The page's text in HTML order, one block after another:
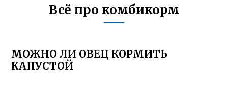
Всё про комбикорм
МОЖНО ЛИ ОВЕЦ КОРМИТЬ
КАПУСТОЙ